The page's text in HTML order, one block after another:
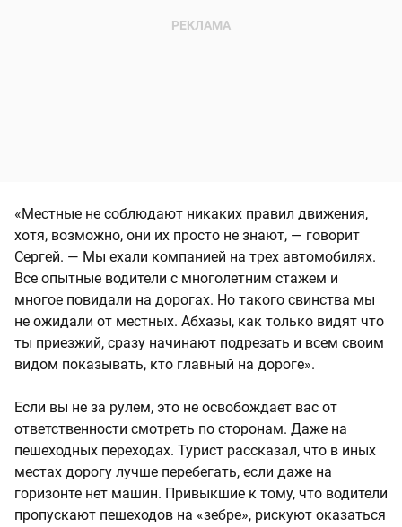
«Местные не соблюдают никаких правил движения,
хотя, возможно, они их просто не знают, — говорит
Сергей. — Мы ехали компанией на трех автомобилях.
Все опытные водители с многолетним стажем и
многое повидали на дорогах. Но такого свинства мы
не ожидали от местных. Абхазы, как только видят что
ты приезжий, сразу начинают подрезать и всем своим
видом показывать, кто главный на дороге».
Если вы не за рулем, это не освобождает вас от
ответственности смотреть по сторонам. Даже на
пешеходных переходах. Турист рассказал, что в иных
местах дорогу лучше перебегать, если даже на
горизонте нет машин. Привыкшие к тому, что водители
пропускают пешеходов на «зебре», рискуют оказаться